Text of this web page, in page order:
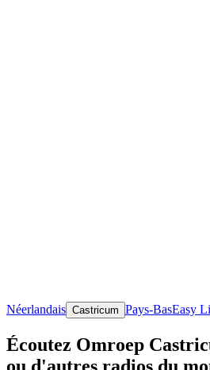
Néerlandais Castricum Pays-BasEasy
Écoutez Omroep
ou d'autres radios du